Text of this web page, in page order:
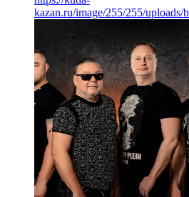
kazan.ru/image/255/255/